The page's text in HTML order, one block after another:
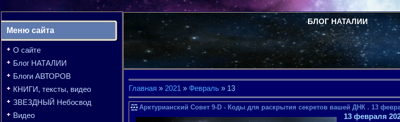
Меню сайта
О сайте
Блог НАТАЛИИ
Блоги АВТОРОВ
КНИГИ, тексты, видео
ЗВЕЗДНЫЙ Небосвод
Видео
БЛОГ НАТАЛИИ
Главная » 2021 » Февраль » 13
Арктурианский Совет 9-D - Коды для раскрытия секретов вашей ДНК . 13
13 февраля